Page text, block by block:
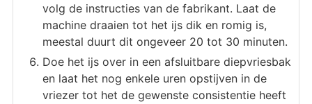
volg de instructies van de fabrikant. Laat de
machine draaien tot het ijs dik en romig is,
meestal duurt dit ongeveer 20 tot 30 minuten.
Doe het ijs over in een afsluitbare diepvriesbak
en laat het nog enkele uren opstijven in de
vriezer tot het de gewenste consistentie heeft